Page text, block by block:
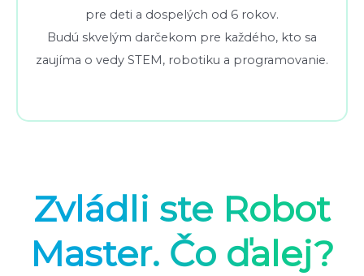
pre deti a dospelých od 6 rokov.
Budú skvelým darčekom pre každého, kto sa
zaujíma o vedy STEM, robotiku a programovanie.
Zvládli ste Robot
Master. Čo ďalej?